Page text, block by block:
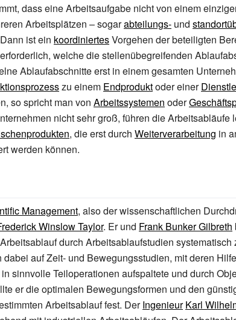
dass eine Arbeitsaufgabe nicht von einem
Arbeitsplätzen – sogarabteilungs- und
ist ein koordiniertesVorgehen der beteiligten
erforderlich, welche die stellenübegreifenden
Ablaufabschnitte erst in einem gesamten
zu einem Endproduktoder einer
so spricht man von Arbeitssystemen oder
nicht sehr groß, führen die Arbeitsabläufe
, die erst durch Weiterverarbeitung in
werden können.
Management, also der wissenschaftlichen
Winslow Taylor. Er und Frank Bunker Gilbreth
durch Arbeitsablaufstudien systematisch
dabei auf Zeit- und Bewegungsstudien, mit deren
sinnvolle Teiloperationen aufspaltete und durch
er die optimalen Bewegungsformen und den
Arbeitsablauf fest. DerIngenieur Karl